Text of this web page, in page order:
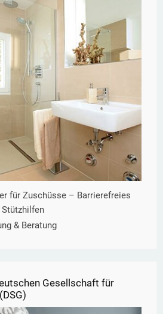
für Zuschüsse – Barrierefreies
Stützhilfen
& Beratung
Gesellschaft für